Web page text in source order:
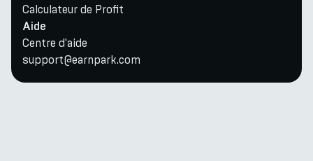
Calculateur de Profit
Aide
Centre d'aide
support@earnpark.com